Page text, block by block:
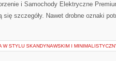
i Samochody Elektryczne
się szczegóły. Nawet drobne oznaki
W STYLU SKANDYNAWSKIM I